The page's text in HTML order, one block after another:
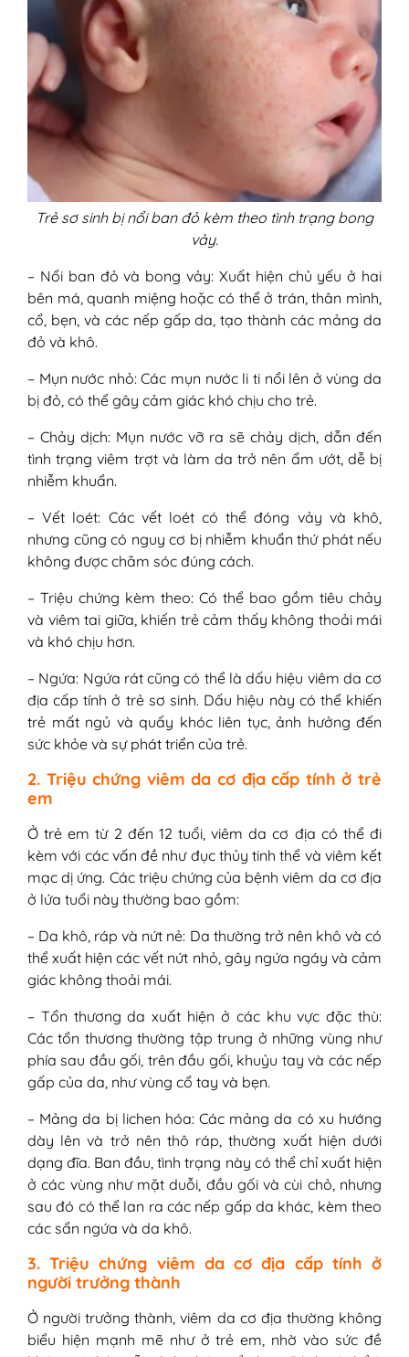
Trẻ sơ sinh bị nổi ban đỏ kèm theo tình trạng bong
vảy.
– Nổi ban đỏ và bong vảy: Xuất hiện chủ yếu ở hai
bên má, quanh miệng hoặc có thể ở trán, thân mình,
cổ, bẹn, và các nếp gấp da, tạo thành các mảng da
đỏ và khô.
– Mụn nước nhỏ: Các mụn nước li ti nổi lên ở vùng da
bị đỏ, có thể gây cảm giác khó chịu cho trẻ.
– Chảy dịch: Mụn nước vỡ ra sẽ chảy dịch, dẫn đến
tình trạng viêm trợt và làm da trở nên ẩm ướt, dễ bị
nhiễm khuẩn.
– Vết loét: Các vết loét có thể đóng vảy và khô,
nhưng cũng có nguy cơ bị nhiễm khuẩn thứ phát nếu
không được chăm sóc đúng cách.
– Triệu chứng kèm theo: Có thể bao gồm tiêu chảy
và viêm tai giữa, khiến trẻ cảm thấy không thoải mái
và khó chịu hơn.
– Ngứa: Ngứa rát cũng có thể là dấu hiệu viêm da cơ
địa cấp tính ở trẻ sơ sinh. Dấu hiệu này có thể khiến
trẻ mất ngủ và quấy khóc liên tục, ảnh hưởng đến
sức khỏe và sự phát triển của trẻ.
2. Triệu chứng viêm da cơ địa cấp tính ở trẻ
em
Ở trẻ em từ 2 đến 12 tuổi, viêm da cơ địa có thể đi
kèm với các vấn đề như đục thủy tinh thể và viêm kết
mạc dị ứng. Các triệu chứng của bệnh viêm da cơ địa
ở lứa tuổi này thường bao gồm:
– Da khô, ráp và nứt nẻ: Da thường trở nên khô và có
thể xuất hiện các vết nứt nhỏ, gây ngứa ngáy và cảm
giác không thoải mái.
– Tổn thương da xuất hiện ở các khu vực đặc thù:
Các tổn thương thường tập trung ở những vùng như
phía sau đầu gối, trên đầu gối, khuỷu tay và các nếp
gấp của da, như vùng cổ tay và bẹn.
– Mảng da bị lichen hóa: Các mảng da có xu hướng
dày lên và trở nên thô ráp, thường xuất hiện dưới
dạng đĩa. Ban đầu, tình trạng này có thể chỉ xuất hiện
ở các vùng như mặt duỗi, đầu gối và cùi chỏ, nhưng
sau đó có thể lan ra các nếp gấp da khác, kèm theo
các sẩn ngứa và da khô.
3. Triệu chứng viêm da cơ địa cấp tính ở
người trưởng thành
Ở người trưởng thành, viêm da cơ địa thường không
biểu hiện mạnh mẽ như ở trẻ em, nhờ vào sức đề